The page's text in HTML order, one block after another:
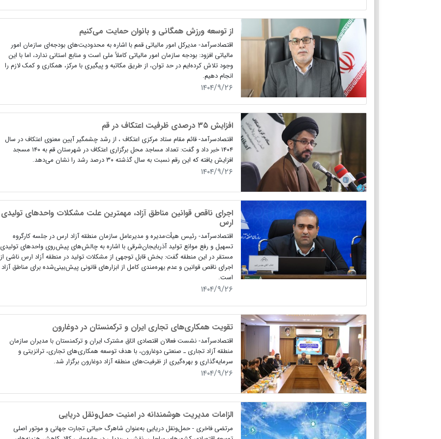
از توسعه ورزش همگانی و بانوان حمایت می‌کنیم
اقتصادسرآمد- مدیرکل امور مالیاتی قمم با اشاره به محدودیت‌های بودجه‌ای سازمان امور
مالیاتی افزود: بودجه سازمان امور مالیاتی کاملاً ملی است و منابع استانی ندارد، اما با این
وجود تلاش کرده‌ایم در حد توان، از طریق مکاتبه و پیگیری با مرکز، همکاری و کمک لازم را
انجام دهیم.
۱۴۰۴/۹/۲۶
افزایش ۳۵ درصدی ظرفیت اعتکاف در قم
اقتصادسرآمد- قائم مقام ستاد مرکزی اعتکاف ، از رشد چشمگیر آیین معنوی اعتکاف در سال
۱۴۰۴ خبر داد و گفت: تعداد مساجد محل برگزاری اعتکاف در شهرستان قم به ۱۴۰ مسجد
افزایش یافته که این رقم نسبت به سال گذشته ۳۰ درصد رشد را نشان می‌دهد.
۱۴۰۴/۹/۲۶
اجرای ناقص قوانین مناطق آزاد، مهمترین علت مشکلات واحدهای تولیدی
ارس
اقتصادسرآمد- رئیس هیأت‌مدیره و مدیرعامل سازمان منطقه آزاد ارس در جلسه کارگروه
تسهیل و رفع موانع تولید آذربایجان‌شرقی با اشاره به چالش‌های پیش‌روی واحدهای تولیدی
مستقر در این منطقه گفت: بخش قابل توجهی از مشکلات تولید در منطقه آزاد ارس ناشی از
اجرای ناقص قوانین و عدم بهره‌مندی کامل از ابزارهای قانونی پیش‌بینی‌شده برای مناطق آزاد
است.
۱۴۰۴/۹/۲۶
تقویت همکاری‌های تجاری ایران و ترکمنستان در دوغارون
اقتصادسرآمد- نشست فعالان اقتصادی اتاق مشترک ایران و ترکمنستان با مدیران سازمان
منطقه آزاد تجاری ـ صنعتی دوغارون، با هدف توسعه همکاری‌های تجاری، ترانزیتی و
سرمایه‌گذاری و بهره‌گیری از ظرفیت‌های منطقه آزاد دوغارون برگزار شد.
۱۴۰۴/۹/۲۶
الزامات مدیریت هوشمندانه در امنیت حمل‌ونقل دریایی
مرتضی فاخری - حمل‌ونقل دریایی به‌عنوان شاهرگ حیاتی تجارت جهانی و موتور اصلی